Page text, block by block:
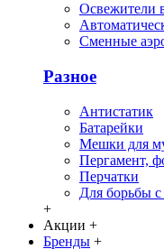
Освежители
Сменные
Разное
Антистатик
Батарейки
Мешки для
Пергамент,
Перчатки
Для борьбы
+
Акции +
Бренды +